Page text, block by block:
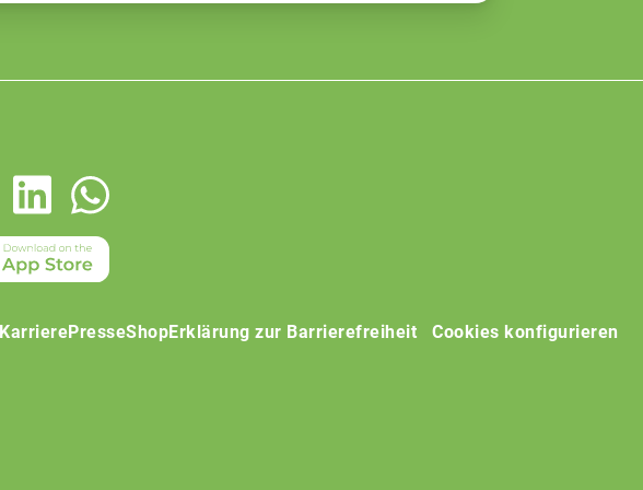
KarrierePresseShopErklärung zur Barrierefreiheit Cookies konfigurieren